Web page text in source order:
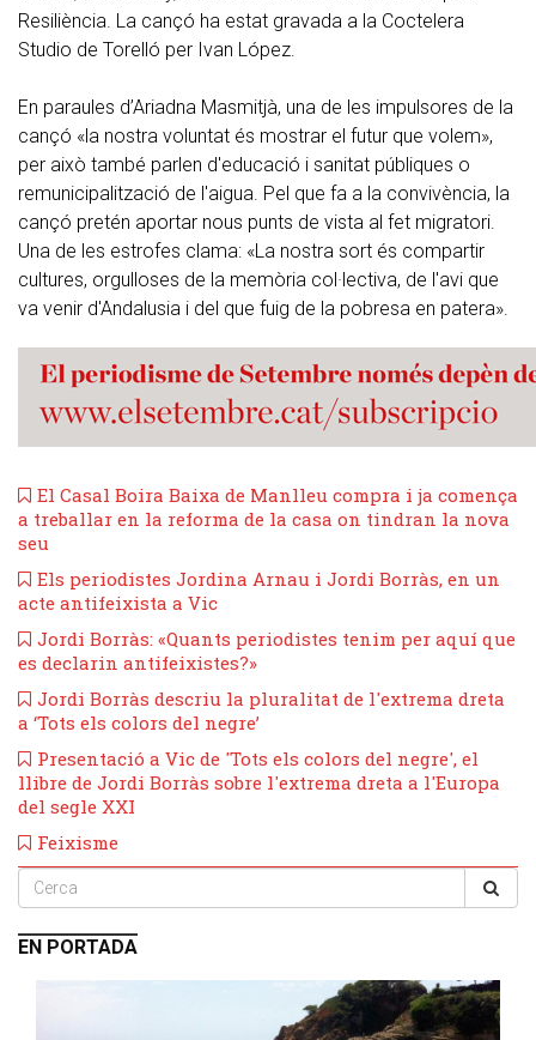
Resiliència. La cançó ha estat gravada a la Coctelera
Studio de Torelló per Ivan López.
En paraules d’Ariadna Masmitjà, una de les impulsores de la
cançó «la nostra voluntat és mostrar el futur que volem»,
per això també parlen d'educació i sanitat públiques o
remunicipalització de l'aigua. Pel que fa a la convivència, la
cançó pretén aportar nous punts de vista al fet migratori.
Una de les estrofes clama: «La nostra sort és compartir
cultures, orgulloses de la memòria col·lectiva, de l'avi que
va venir d'Andalusia i del que fuig de la pobresa en patera».
El Casal Boira Baixa de Manlleu compra i ja comença
a treballar en la reforma de la casa on tindran la nova
seu
Els periodistes Jordina Arnau i Jordi Borràs, en un
acte antifeixista a Vic
Jordi Borràs: «Quants periodistes tenim per aquí que
es declarin antifeixistes?»
Jordi Borràs descriu la pluralitat de l'extrema dreta
a ‘Tots els colors del negre’
Presentació a Vic de 'Tots els colors del negre', el
llibre de Jordi Borràs sobre l'extrema dreta a l'Europa
del segle XXI
Feixisme
EN PORTADA